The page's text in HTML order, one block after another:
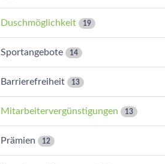
Duschmöglichkeit 19
Sportangebote 14
Barrierefreiheit 13
Mitarbeitervergünstigungen 13
Prämien 12